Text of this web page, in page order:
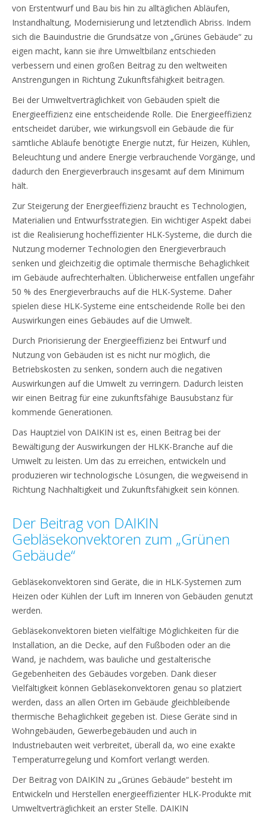
von Erstentwurf und Bau bis hin zu alltäglichen Abläufen,
Instandhaltung, Modernisierung und letztendlich Abriss. Indem
sich die Bauindustrie die Grundsätze von „Grünes Gebäude“ zu
eigen macht, kann sie ihre Umweltbilanz entschieden
verbessern und einen großen Beitrag zu den weltweiten
Anstrengungen in Richtung Zukunftsfähigkeit beitragen.
Bei der Umweltverträglichkeit von Gebäuden spielt die
Energieeffizienz eine entscheidende Rolle. Die Energieeffizienz
entscheidet darüber, wie wirkungsvoll ein Gebäude die für
sämtliche Abläufe benötigte Energie nutzt, für Heizen, Kühlen,
Beleuchtung und andere Energie verbrauchende Vorgänge, und
dadurch den Energieverbrauch insgesamt auf dem Minimum
hält.
Zur Steigerung der Energieeffizienz braucht es Technologien,
Materialien und Entwurfsstrategien. Ein wichtiger Aspekt dabei
ist die Realisierung hocheffizienter HLK-Systeme, die durch die
Nutzung moderner Technologien den Energieverbrauch
senken und gleichzeitig die optimale thermische Behaglichkeit
im Gebäude aufrechterhalten. Üblicherweise entfallen ungefähr
50 % des Energieverbrauchs auf die HLK-Systeme. Daher
spielen diese HLK-Systeme eine entscheidende Rolle bei den
Auswirkungen eines Gebäudes auf die Umwelt.
Durch Priorisierung der Energieeffizienz bei Entwurf und
Nutzung von Gebäuden ist es nicht nur möglich, die
Betriebskosten zu senken, sondern auch die negativen
Auswirkungen auf die Umwelt zu verringern. Dadurch leisten
wir einen Beitrag für eine zukunftsfähige Bausubstanz für
kommende Generationen.
Das Hauptziel von DAIKIN ist es, einen Beitrag bei der
Bewältigung der Auswirkungen der HLKK-Branche auf die
Umwelt zu leisten. Um das zu erreichen, entwickeln und
produzieren wir technologische Lösungen, die wegweisend in
Richtung Nachhaltigkeit und Zukunftsfähigkeit sein können.
Der Beitrag von DAIKIN
Gebläsekonvektoren zum „Grünen
Gebäude“
Gebläsekonvektoren sind Geräte, die in HLK-Systemen zum
Heizen oder Kühlen der Luft im Inneren von Gebäuden genutzt
werden.
Gebläsekonvektoren bieten vielfältige Möglichkeiten für die
Installation, an die Decke, auf den Fußboden oder an die
Wand, je nachdem, was bauliche und gestalterische
Gegebenheiten des Gebäudes vorgeben. Dank dieser
Vielfältigkeit können Gebläsekonvektoren genau so platziert
werden, dass an allen Orten im Gebäude gleichbleibende
thermische Behaglichkeit gegeben ist. Diese Geräte sind in
Wohngebäuden, Gewerbegebäuden und auch in
Industriebauten weit verbreitet, überall da, wo eine exakte
Temperaturregelung und Komfort verlangt werden.
Der Beitrag von DAIKIN zu „Grünes Gebäude“ besteht im
Entwickeln und Herstellen energieeffizienter HLK-Produkte mit
Umweltverträglichkeit an erster Stelle. DAIKIN